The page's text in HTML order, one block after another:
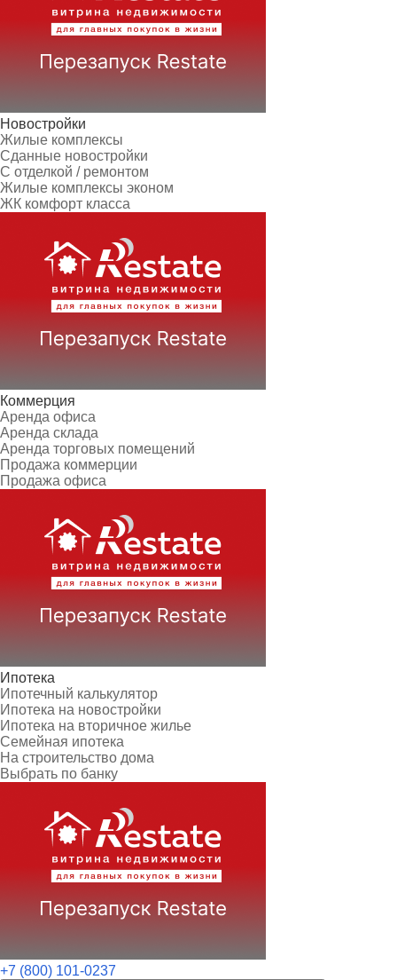
Новостройки
Жилые комплексы
Сданные новостройки
С отделкой / ремонтом
Жилые комплексы эконом
ЖК комфорт класса
Коммерция
Аренда офиса
Аренда склада
Аренда торговых помещений
Продажа коммерции
Продажа офиса
Ипотека
Ипотечный калькулятор
Ипотека на новостройки
Ипотека на вторичное жилье
Семейная ипотека
На строительство дома
Выбрать по банку
+7 (800) 101-0237